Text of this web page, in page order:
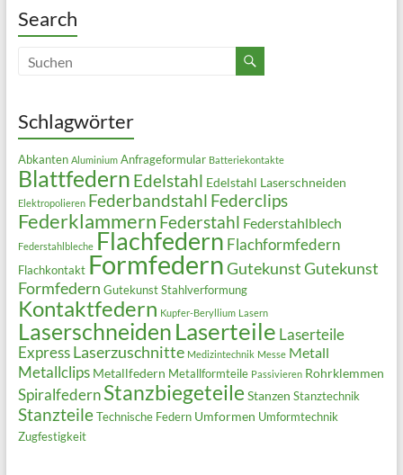
Search
Schlagwörter
Abkanten Aluminium Anfrageformular Batteriekontakte
Blattfedern Edelstahl Edelstahl Laserschneiden
Elektropolieren Federbandstahl Federclips
Federklammern Federstahl Federstahlblech
Federstahlbleche Flachfedern Flachformfedern
Flachkontakt FormfedernGutekunstGutekunst
Formfedern Gutekunst Stahlverformung
Kontaktfedern Kupfer-Beryllium Lasern
Laserschneiden Laserteile Laserteile
Express Laserzuschnitte Medizintechnik Messe Metall
Metallclips Metallfedern Metallformteile Passivieren Rohrklemmen
Spiralfedern Stanzbiegeteile Stanzen Stanztechnik
Stanzteile Technische Federn Umformen Umformtechnik
Zugfestigkeit